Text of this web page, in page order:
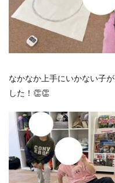
なかなか上手にいかない子
した！👏👏